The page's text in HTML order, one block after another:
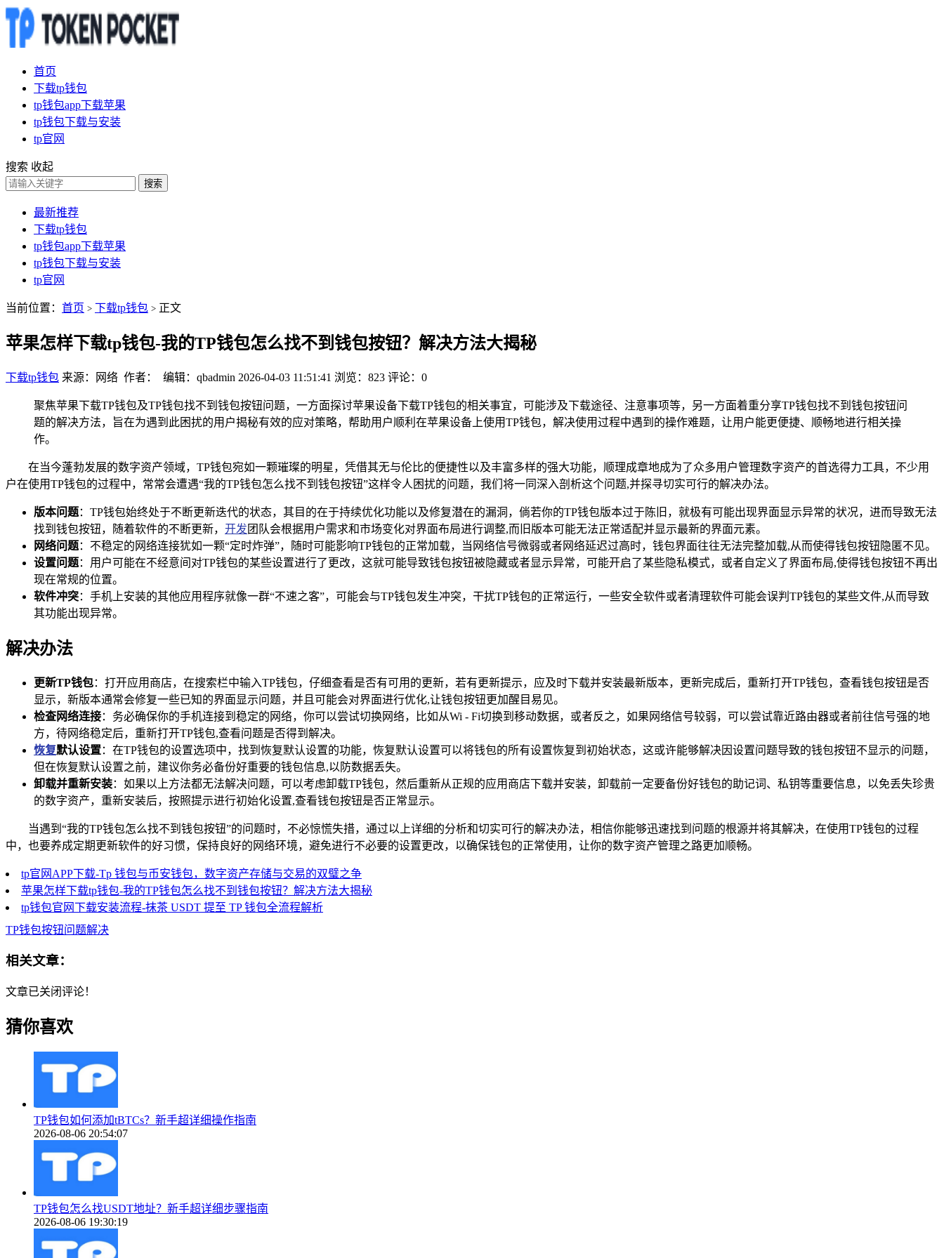
首页
下载tp钱包
tp钱包app下载苹果
tp钱包下载与安装
tp官网
搜索 收起
搜索
最新推荐
下载tp钱包
tp钱包app下载苹果
tp钱包下载与安装
tp官网
当前位置： 首页 > 下载tp钱包 > 正文
苹果怎样下载tp钱包-我的TP钱包怎么找不到钱包按钮？解决方法大揭秘
下载tp钱包 来源：网络 作者： 编辑：qbadmin 2026-04-03 11:51:41 浏览：823 评论：0
聚焦苹果下载TP钱包及TP钱包找不到钱包按钮问题，一方面探讨苹果设备下载TP钱包的相关事宜，可能涉及下载途径、注意事项等，另一方面着重分享TP钱包找不到钱包按钮问
题的解决方法，旨在为遇到此困扰的用户揭秘有效的应对策略，帮助用户顺利在苹果设备上使用TP钱包，解决使用过程中遇到的操作难题，让用户能更便捷、顺畅地进行相关操
作。
在当今蓬勃发展的数字资产领域，TP钱包宛如一颗璀璨的明星，凭借其无与伦比的便捷性以及丰富多样的强大功能，顺理成章地成为了众多用户管理数字资产的首选得力工具，不少用
户在使用TP钱包的过程中，常常会遭遇“我的TP钱包怎么找不到钱包按钮”这样令人困扰的问题，我们将一同深入剖析这个问题,并探寻切实可行的解决办法。
版本问题：TP钱包始终处于不断更新迭代的状态，其目的在于持续优化功能以及修复潜在的漏洞，倘若你的TP钱包版本过于陈旧，就极有可能出现界面显示异常的状况，进而导致无法
找到钱包按钮，随着软件的不断更新， 开发 团队会根据用户需求和市场变化对界面布局进行调整,而旧版本可能无法正常适配并显示最新的界面元素。
网络问题：不稳定的网络连接犹如一颗“定时炸弹”，随时可能影响TP钱包的正常加载，当网络信号微弱或者网络延迟过高时，钱包界面往往无法完整加载,从而使得钱包按钮隐匿不见。
设置问题：用户可能在不经意间对TP钱包的某些设置进行了更改，这就可能导致钱包按钮被隐藏或者显示异常，可能开启了某些隐私模式，或者自定义了界面布局,使得钱包按钮不再出
现在常规的位置。
软件冲突：手机上安装的其他应用程序就像一群“不速之客”，可能会与TP钱包发生冲突，干扰TP钱包的正常运行，一些安全软件或者清理软件可能会误判TP钱包的某些文件,从而导致
其功能出现异常。
解决办法
更新TP钱包：打开应用商店，在搜索栏中输入TP钱包，仔细查看是否有可用的更新，若有更新提示，应及时下载并安装最新版本，更新完成后，重新打开TP钱包，查看钱包按钮是否
显示，新版本通常会修复一些已知的界面显示问题，并且可能会对界面进行优化,让钱包按钮更加醒目易见。
检查网络连接：务必确保你的手机连接到稳定的网络，你可以尝试切换网络，比如从Wi - Fi切换到移动数据，或者反之，如果网络信号较弱，可以尝试靠近路由器或者前往信号强的地
方，待网络稳定后，重新打开TP钱包,查看问题是否得到解决。
恢复默认设置：在TP钱包的设置选项中，找到恢复默认设置的功能，恢复默认设置可以将钱包的所有设置恢复到初始状态，这或许能够解决因设置问题导致的钱包按钮不显示的问题，
但在恢复默认设置之前，建议你务必备份好重要的钱包信息,以防数据丢失。
卸载并重新安装：如果以上方法都无法解决问题，可以考虑卸载TP钱包，然后重新从正规的应用商店下载并安装，卸载前一定要备份好钱包的助记词、私钥等重要信息，以免丢失珍贵
的数字资产，重新安装后，按照提示进行初始化设置,查看钱包按钮是否正常显示。
当遇到“我的TP钱包怎么找不到钱包按钮”的问题时，不必惊慌失措，通过以上详细的分析和切实可行的解决办法，相信你能够迅速找到问题的根源并将其解决，在使用TP钱包的过程
中，也要养成定期更新软件的好习惯，保持良好的网络环境，避免进行不必要的设置更改，以确保钱包的正常使用，让你的数字资产管理之路更加顺畅。
tp官网APP下载-Tp 钱包与币安钱包，数字资产存储与交易的双璧之争
苹果怎样下载tp钱包-我的TP钱包怎么找不到钱包按钮？解决方法大揭秘
tp钱包官网下载安装流程-抹茶 USDT 提至 TP 钱包全流程解析
TP钱包按钮问题解决
相关文章：
文章已关闭评论！
猜你喜欢
TP钱包如何添加tBTCs？新手超详细操作指南
2026-08-06 20:54:07
TP钱包怎么找USDT地址？新手超详细步骤指南
2026-08-06 19:30:19